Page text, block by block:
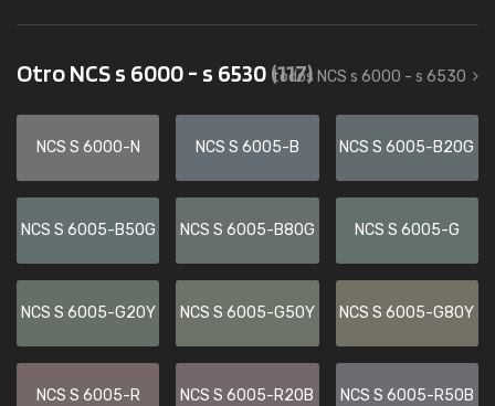
Otro NCS s 6000 - s 6530(117)
todos NCS s 6000 - s 6530
NCS S 6000-N NCS S 6005-B NCS S 6005-B20G
NCS S 6005-B50G NCS S 6005-B80G NCS S 6005-G
NCS S 6005-G20Y NCS S 6005-G50Y NCS S 6005-G80Y
NCS S 6005-R NCS S 6005-R20B NCS S 6005-R50B